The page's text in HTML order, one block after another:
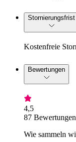
Stornierungsfrist
Kostenfreie
Bewertungen
4,5
87 Bewertungen
Wie sammeln